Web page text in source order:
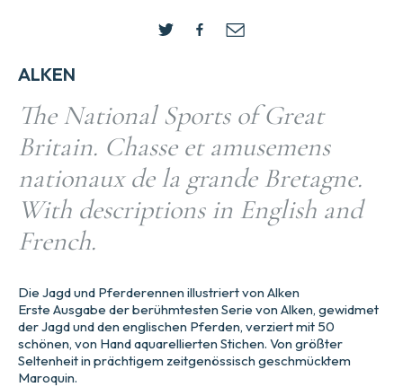
ALKEN
The National Sports of Great
Britain. Chasse et amusemens
nationaux de la grande Bretagne.
With descriptions in English and
French.
Die Jagd und Pferderennen illustriert von Alken
Erste Ausgabe der berühmtesten Serie von Alken, gewidmet
der Jagd und den englischen Pferden, verziert mit 50
schönen, von Hand aquarellierten Stichen. Von größter
Seltenheit in prächtigem zeitgenössisch geschmücktem
Maroquin.